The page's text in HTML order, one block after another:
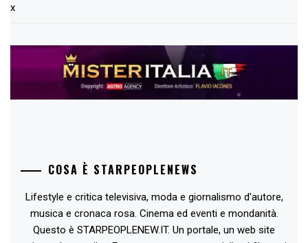
x
COSA È STARPEOPLENEWS
Lifestyle e critica televisiva, moda e giornalismo d'autore,
musica e cronaca rosa. Cinema ed eventi e mondanità.
Questo è STARPEOPLENEW.IT. Un portale, un web site